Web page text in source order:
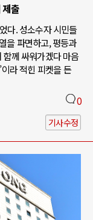
출
다. 성소수자 시민들
을 파면하고, 평등과
께 싸워가겠다 마음
라 적힌 피켓을 든
0
기사수정